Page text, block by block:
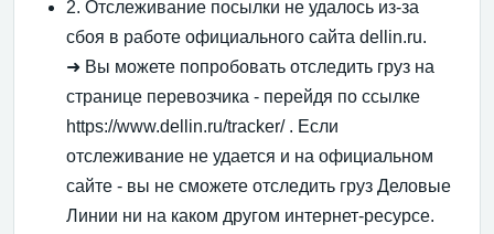
2. Отслеживание посылки не удалось из-за
сбоя в работе официального сайта dellin.ru.
➜ Вы можете попробовать отследить груз на
странице перевозчика - перейдя по ссылке
https://www.dellin.ru/tracker/ . Если
отслеживание не удается и на официальном
сайте - вы не сможете отследить груз Деловые
Линии ни на каком другом интернет-ресурсе.